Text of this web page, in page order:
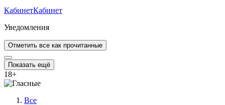
КабинетКабинет
Уведомления
Отметить все как прочитанные
Показать ещё
18+
Все